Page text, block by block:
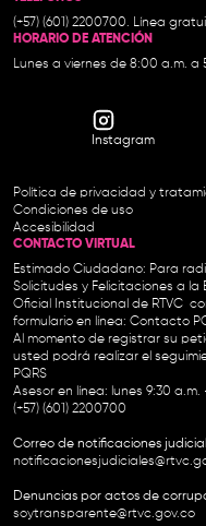
(+57) (601) 2200700. Línea
HORARIO DE ATENCIÓN
Lunes a viernes de 8:00 a.m. a
Instagram
Política de privacidad y
Condiciones de uso
Accesibilidad
CONTACTO VIRTUAL
Estimado Ciudadano: Para
Solicitudes y Felicitaciones a
Oficial Institucional de RTVC
formulario en línea: Contacto
Al momento de registrar su
usted podrá realizar el
PQRS
Asesor en línea: lunes 9:30 a.m.
(+57) (601) 2200700
Correo de notificaciones
Denuncias por actos de
soytransparente@rtvc.gov.co